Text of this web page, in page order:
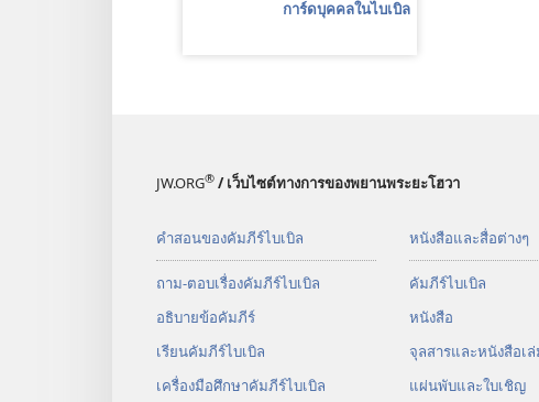
การ์ดบุคคลในไบเบิล
JW.ORG® / เว็บไซต์ทางการของพยานพระยะโฮวา
คำสอนของคัมภีร์ไบเบิล
ถาม-ตอบเรื่องคัมภีร์ไบเบิล
อธิบายข้อคัมภีร์
เรียนคัมภีร์ไบเบิล
เครื่องมือศึกษาคัมภีร์ไบเบิล
หนังสือและสื่อต่างๆ
คัมภีร์​ไบเบิล
หนังสือ
จุลสาร​และ​หนังสือ​เล่
แผ่น​พับ​และ​ใบ​เชิญ